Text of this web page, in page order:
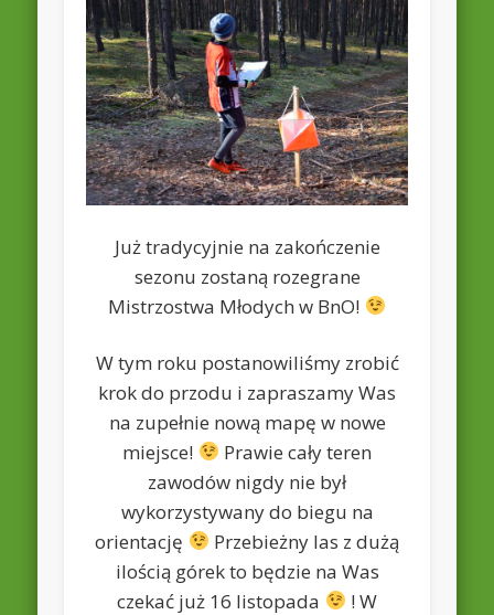
Już tradycyjnie na zakończenie
sezonu zostaną rozegrane
Mistrzostwa Młodych w BnO!
W tym roku postanowiliśmy zrobić
krok do przodu i zapraszamy Was
na zupełnie nową mapę w nowe
miejsce!
Prawie cały teren
zawodów nigdy nie był
wykorzystywany do biegu na
orientację
Przebieżny las z dużą
ilością górek to będzie na Was
czekać już 16 listopada
! W